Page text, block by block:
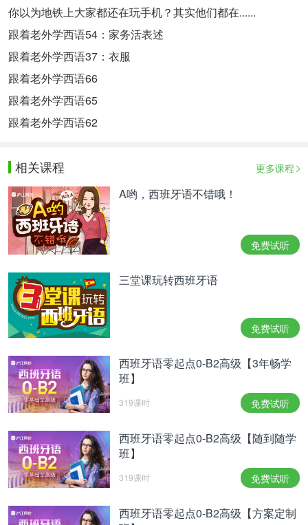
你以为地铁上大家都还在玩手机？其实他们都在......
跟着老外学西语54：家务活表述
跟着老外学西语37：衣服
跟着老外学西语66
跟着老外学西语65
跟着老外学西语62
相关课程 更多课程
A哟，西班牙语不错哦！
免费试听
三堂课玩转西班牙语
免费试听
西班牙语零起点0-B2高级【3年畅学
班】
319课时 免费试听
西班牙语零起点0-B2高级【随到随学
班】
319课时 免费试听
西班牙语零起点0-B2高级【方案定制